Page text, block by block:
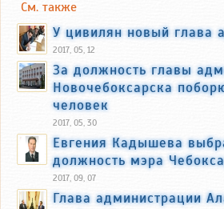
См. также
У цивилян новый глава
2017, 05, 12
За должность главы
Новочебоксарска
человек
2017, 05, 30
Евгения Кадышева
должность мэра
2017, 09, 07
Глава администрации